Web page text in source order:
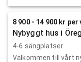
8 900 - 14 900 kr per
Nybyggt hus i
4-6 sängplatser
Välkommen till vårt